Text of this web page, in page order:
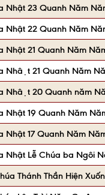
Nhật 23 Quanh Năm
Nhật 22 Quanh Năm
Nhật 21 Quanh Năm
Nhật 21 Quanh Năm
Nhật 20 Quanh năm
Nhật 19 Quanh Năm
Nhật 17 Quanh Năm
Nhật Lễ Chúa ba Ngôi
Thánh Thần Hiện